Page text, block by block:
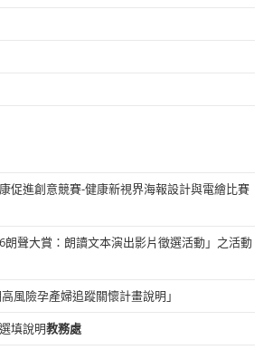
促進創意競賽-健康新視界海報設計與電繪比賽
朗聲大賞：朗讀文本演出影片徵選活動」之活動
風險孕產婦追蹤關懷計畫說明」
填說明教務處